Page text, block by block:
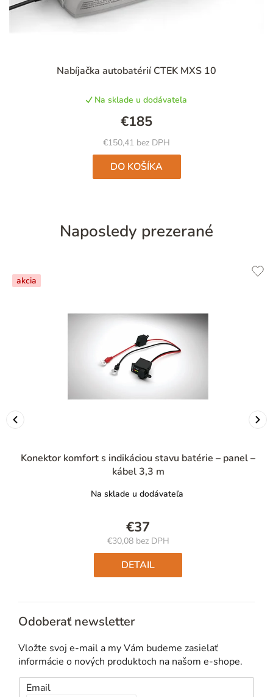
Nabíjačka autobatérií CTEK MXS 10
hodnotenie
je
5,0
z
5
hviezdičiek.
Na sklade u dodávateľa
€150,41 bez DPH
€185
DO KOŠÍKA
Naposledy prezerané
akcia
Konektor komfort s indikáciou stavu batérie – panel –
kábel 3,3 m
Na sklade u dodávateľa
€37
€30,08 bez DPH
Jednotková
cena:
DETAIL
Odoberať newsletter
Vložte svoj e-mail a my Vám budeme zasielať
informácie o nových produktoch na našom e-shope.
Email